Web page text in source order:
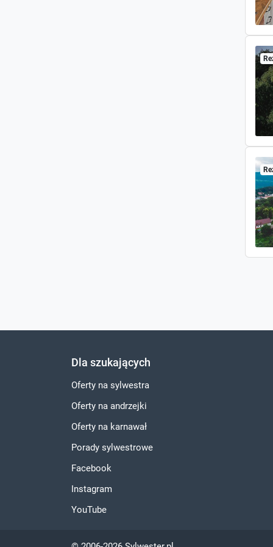
Dla szukających
Oferty na sylwestra
Oferty na andrzejki
Oferty na karnawał
Porady sylwestrowe
Facebook
Instagram
YouTube